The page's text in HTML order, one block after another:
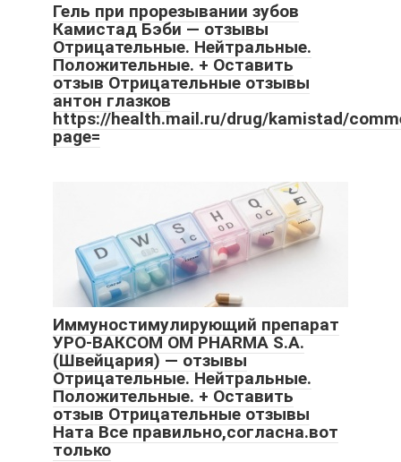
Гель при прорезывании зубов
Камистад Бэби — отзывы
Отрицательные. Нейтральные.
Положительные. + Оставить
отзыв Отрицательные отзывы
антон глазков
https://health.mail.ru/drug/kamistad/
page=
Иммуностимулирующий препарат
УРО-ВАКСОМ OM PHARMA S.A.
(Швейцария) — отзывы
Отрицательные. Нейтральные.
Положительные. + Оставить
отзыв Отрицательные отзывы
Ната Все правильно,согласна.вот
только